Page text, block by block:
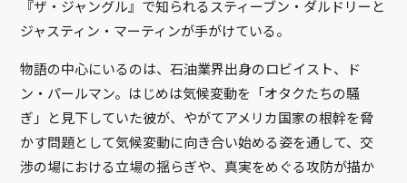
『ザ・ジャングル』で知られるスティーブン・ダルドリーと
ジャスティン・マーティンが手がけている。
物語の中心にいるのは、石油業界出身のロビイスト、ド
ン・パールマン。はじめは気候変動を「オタクたちの騒
ぎ」と見下していた彼が、やがてアメリカ国家の根幹を脅
かす問題として気候変動に向き合い始める姿を通して、交
渉の場における立場の揺らぎや、真実をめぐる攻防が描か